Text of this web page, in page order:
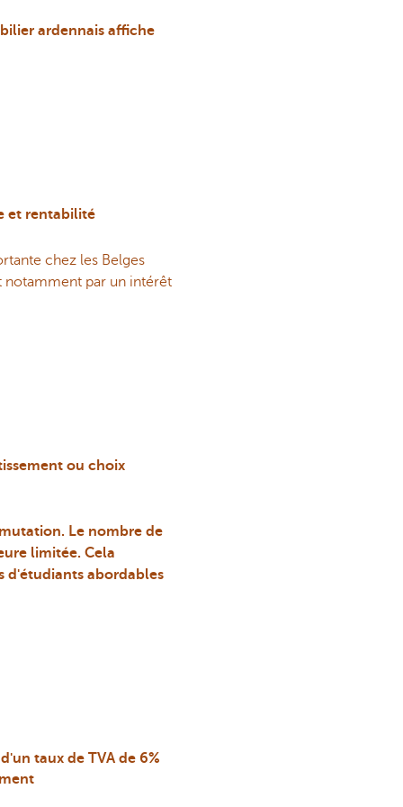
ardennais affiche
et rentabilité
chez les Belges
notamment par un intérêt
ou choix
Le nombre de
limitée. Cela
d'étudiants abordables
taux de TVA de 6%